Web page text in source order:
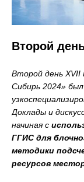
Второй
Второй день
Сибирь 2024»
Доклады и
начиная с
ГГИС для
методики
ресурсов